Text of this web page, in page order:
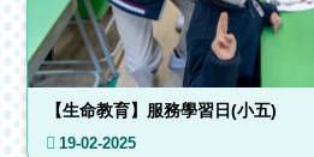
【生命教育】服務學習日(小五)
19-02-2025